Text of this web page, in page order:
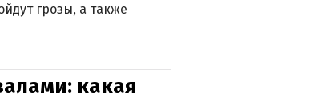
грозы, а также
какая